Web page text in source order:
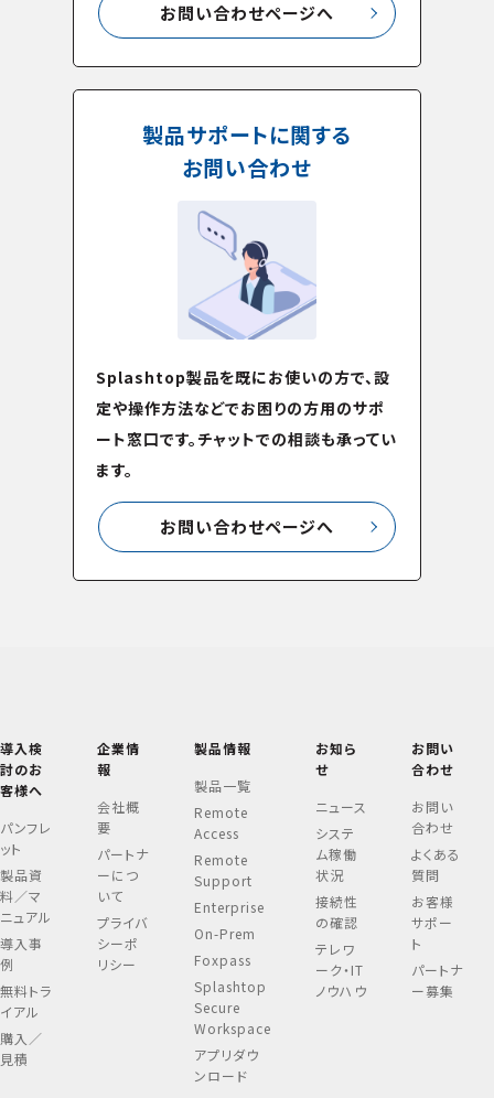
お問い合わせページへ
製品サポートに関する
お問い合わせ
Splashtop製品を既にお使いの方で、設
定や操作方法などでお困りの方用のサポ
ート窓口です。チャットでの相談も承ってい
ます。
お問い合わせページへ
導入検
討のお
客様へ
パンフレ
ット
製品資
料／マ
ニュアル
導入事
例
無料トラ
イアル
購入／
見積
企業情
報
会社概
要
パートナ
ーにつ
いて
プライバ
シーポ
リシー
製品情報
製品一覧
Remote
Access
Remote
Support
Enterprise
On-Prem
Foxpass
Splashtop
Secure
Workspace
アプリダウ
ンロード
お知ら
せ
ニュース
システ
ム稼働
状況
接続性
の確認
テレワ
ーク・IT
ノウハウ
お問い
合わせ
お問い
合わせ
よくある
質問
お客様
サポー
ト
パートナ
ー募集